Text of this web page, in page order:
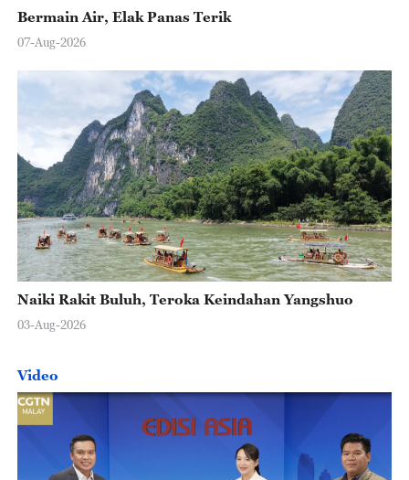
Bermain Air, Elak Panas Terik
07-Aug-2026
Naiki Rakit Buluh, Teroka Keindahan Yangshuo
03-Aug-2026
Video